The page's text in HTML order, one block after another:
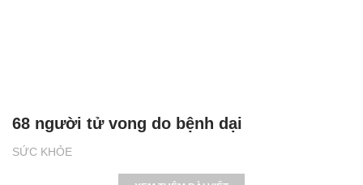
SỨC KHỎE
68 người tử vong do bệnh dại